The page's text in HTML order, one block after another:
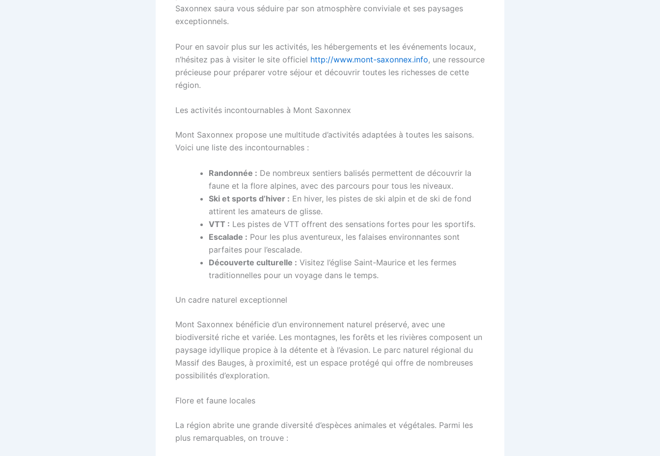
Saxonnex saura vous séduire par son atmosphère conviviale et ses paysages
exceptionnels.
Pour en savoir plus sur les activités, les hébergements et les événements locaux,
n’hésitez pas à visiter le site officiel http://www.mont-saxonnex.info, une ressource
précieuse pour préparer votre séjour et découvrir toutes les richesses de cette
région.
Les activités incontournables à Mont Saxonnex
Mont Saxonnex propose une multitude d’activités adaptées à toutes les saisons.
Voici une liste des incontournables :
Randonnée : De nombreux sentiers balisés permettent de découvrir la
faune et la flore alpines, avec des parcours pour tous les niveaux.
Ski et sports d’hiver : En hiver, les pistes de ski alpin et de ski de fond
attirent les amateurs de glisse.
VTT : Les pistes de VTT offrent des sensations fortes pour les sportifs.
Escalade : Pour les plus aventureux, les falaises environnantes sont
parfaites pour l’escalade.
Découverte culturelle : Visitez l’église Saint-Maurice et les fermes
traditionnelles pour un voyage dans le temps.
Un cadre naturel exceptionnel
Mont Saxonnex bénéficie d’un environnement naturel préservé, avec une
biodiversité riche et variée. Les montagnes, les forêts et les rivières composent un
paysage idyllique propice à la détente et à l’évasion. Le parc naturel régional du
Massif des Bauges, à proximité, est un espace protégé qui offre de nombreuses
possibilités d’exploration.
Flore et faune locales
La région abrite une grande diversité d’espèces animales et végétales. Parmi les
plus remarquables, on trouve :